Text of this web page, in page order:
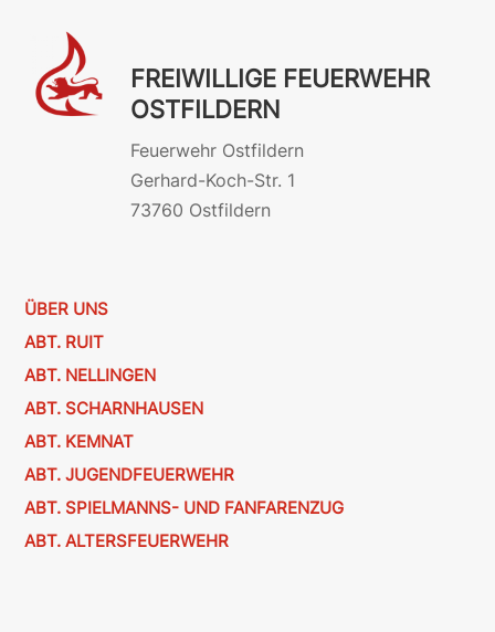
FREIWILLIGE FEUERWEHR
OSTFILDERN
Feuerwehr Ostfildern
Gerhard-Koch-Str. 1
73760 Ostfildern
ÜBER UNS
ABT. RUIT
ABT. NELLINGEN
ABT. SCHARNHAUSEN
ABT. KEMNAT
ABT. JUGENDFEUERWEHR
ABT. SPIELMANNS- UND FANFARENZUG
ABT. ALTERSFEUERWEHR